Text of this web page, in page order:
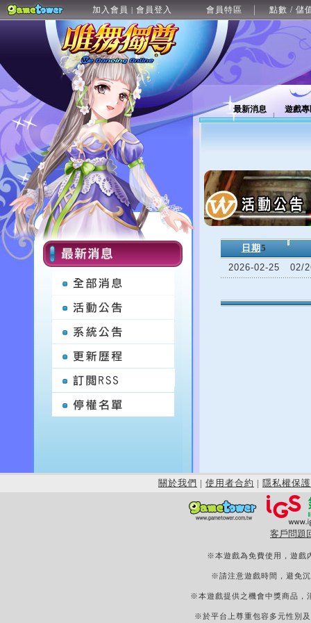
加入會員 | 會員登入 會員特區 點數 / 儲
最新消息 遊戲
日期 5
2026-02-25
02/
關於我們 | 使用者合約 | 隱私權保護
客戶問題
※本遊戲為免費使用，遊戲
※請注意遊戲時間，避免
※本遊戲提供之機會中獎商品，
※於平台上尊重包容多元性別